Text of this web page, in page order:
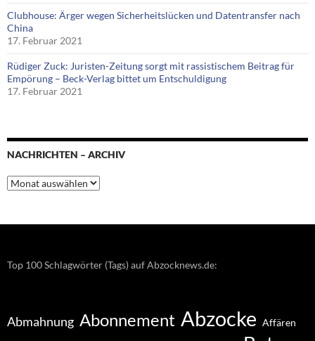
Clubhouse: Ärger wegen Sicherheitslücken und Datentransfer nach
China
17. Februar 2021
Rüdiger Zuck: Juristen-Zeitung sorgt mit rassistischem Beitrag für
Empörung – Beck-Verlag bittet um Entschuldigung
17. Februar 2021
NACHRICHTEN – ARCHIV
Nachrichten
–
Top 100 Schlagwörter (Tags) auf Abzocknews.de:
Abmahnung Abonnement Abzocke Affären